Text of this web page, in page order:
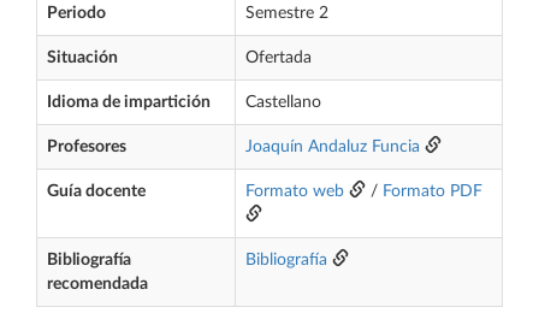
Periodo Semestre 2
Situación Ofertada
Idioma de impartición Castellano
Profesores Joaquín Andaluz Funcia
Guía docente Formato web / Formato PDF
Bibliografía
recomendada
Bibliografía